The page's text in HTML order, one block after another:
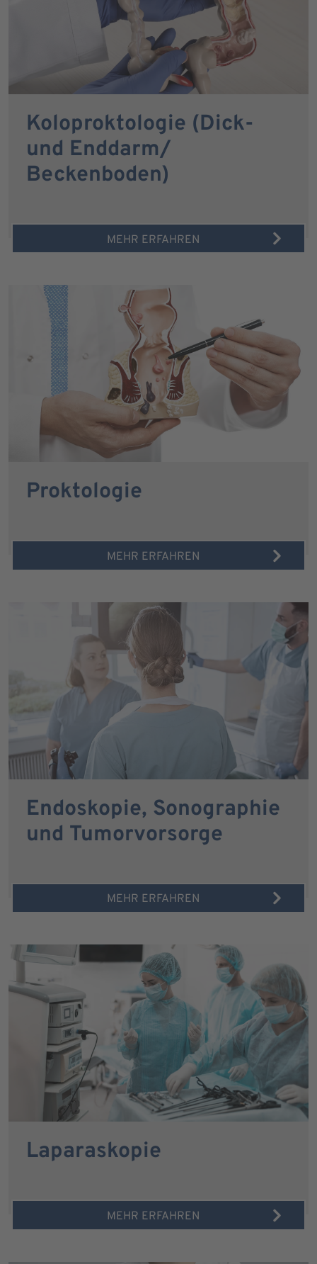
Koloproktologie (Dick-
und Enddarm/
Beckenboden)
MEHR ERFAHREN
Proktologie
MEHR ERFAHREN
Endoskopie, Sonographie
und Tumorvorsorge
MEHR ERFAHREN
Laparaskopie
MEHR ERFAHREN